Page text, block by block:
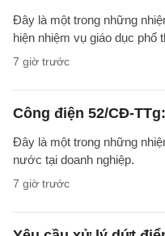
Đây là một trong những
hiện nhiệm vụ giáo dục phổ
7 giờ trước
Công điện 52/CĐ-
Đây là một trong những
nước tại doanh nghiệp.
7 giờ trước